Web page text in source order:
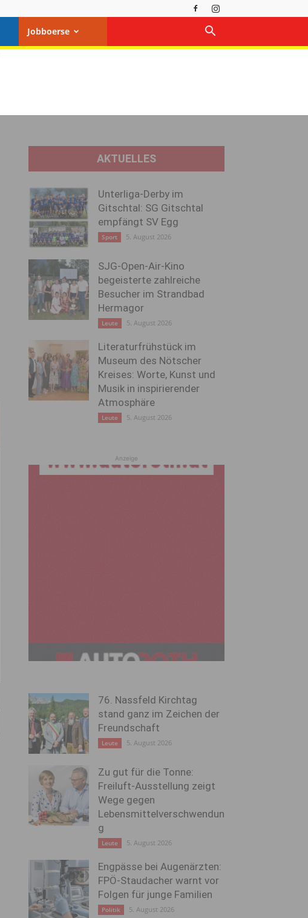
Jobboerse
AKTUELLES
Unterliga-Derby im
Gitschtal: SG Gitschtal
empfängt SV Egg
Sport 5. August 2026
SJG-Open-Air-Kino
begeisterte zahlreiche
Besucher im Strandbad
Hermagor
Leute 5. August 2026
Literaturfrühstück im
Museum des Nötscher
Kreises: Worte, Kunst und
Musik in inspirierender
Atmosphäre
Leute 5. August 2026
Anzeige
76. Nassfeld Kirchtag
stand ganz im Zeichen der
Freundschaft
Leute 5. August 2026
Zu gut für die Tonne:
Freiluft-Ausstellung zeigt
Wege gegen
Lebensmittelverschwendun
g
Leute 5. August 2026
Engpässe bei Augenärzten:
FPÖ-Staudacher warnt vor
Folgen für junge Familien
Politik 5. August 2026